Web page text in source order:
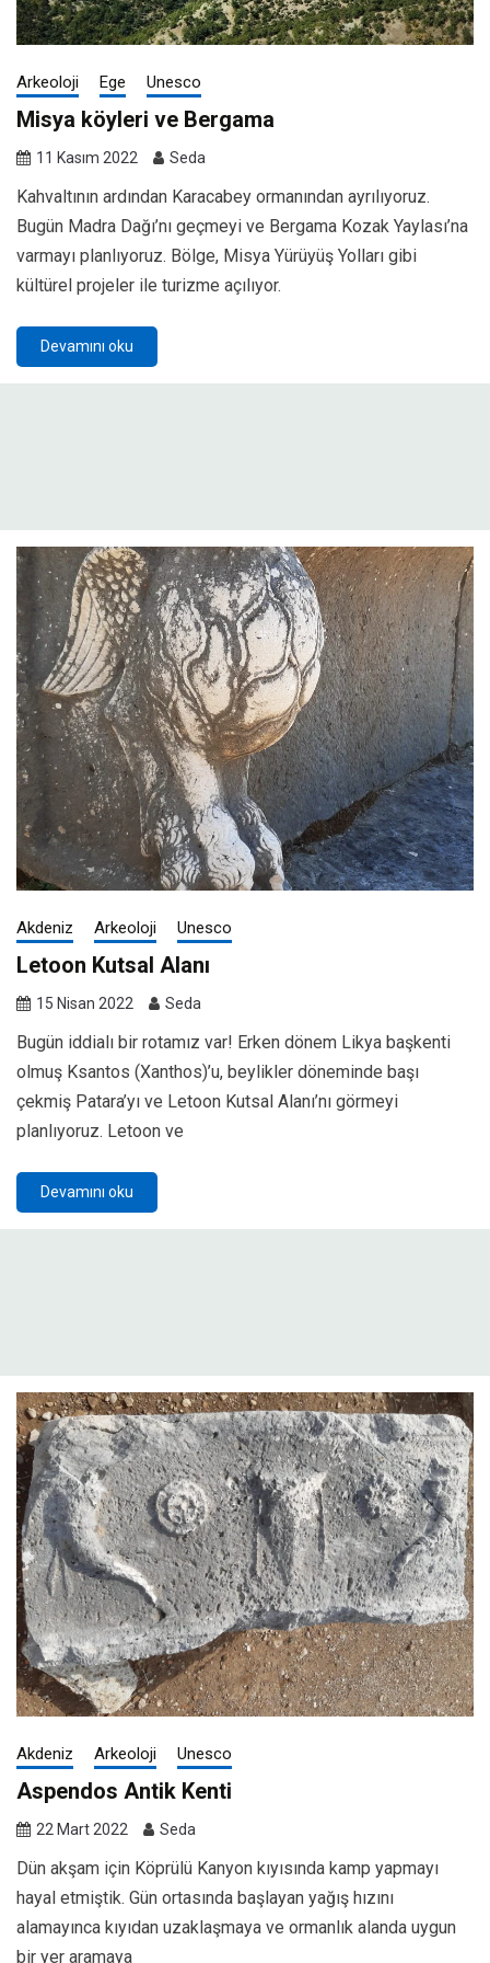
Arkeoloji Ege Unesco
Misya köyleri ve Bergama
11 Kasım 2022 Seda
Kahvaltının ardından Karacabey ormanından ayrılıyoruz.
Bugün Madra Dağı’nı geçmeyi ve Bergama Kozak Yaylası’na
varmayı planlıyoruz. Bölge, Misya Yürüyüş Yolları gibi
kültürel projeler ile turizme açılıyor.
Devamını oku
Akdeniz Arkeoloji Unesco
Letoon Kutsal Alanı
15 Nisan 2022 Seda
Bugün iddialı bir rotamız var! Erken dönem Likya başkenti
olmuş Ksantos (Xanthos)’u, beylikler döneminde başı
çekmiş Patara’yı ve Letoon Kutsal Alanı’nı görmeyi
planlıyoruz. Letoon ve
Devamını oku
Akdeniz Arkeoloji Unesco
Aspendos Antik Kenti
22 Mart 2022 Seda
Dün akşam için Köprülü Kanyon kıyısında kamp yapmayı
hayal etmiştik. Gün ortasında başlayan yağış hızını
alamayınca kıyıdan uzaklaşmaya ve ormanlık alanda uygun
bir yer aramaya